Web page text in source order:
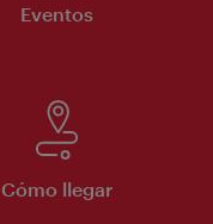
Eventos
Cómo llegar